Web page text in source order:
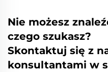
Nie możesz
czego szukasz?
Skontaktuj się z
konsultantami w